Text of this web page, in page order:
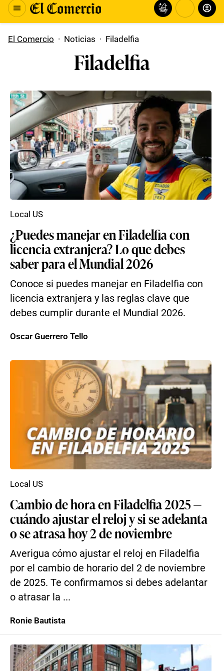
El Comercio · Noticias · Filadelfia
Filadelfia
¿Puedes manejar en Filadelfia con
licencia extranjera? Lo que debes
saber para el Mundial 2026
Conoce si puedes manejar en Filadelfia con
licencia extranjera y las reglas clave que
debes cumplir durante el Mundial 2026.
Local US
Oscar Guerrero Tello
Cambio de hora en Filadelfia 2025 —
cuándo ajustar el reloj y si se adelanta
o se atrasa hoy 2 de noviembre
Averigua cómo ajustar el reloj en Filadelfia
por el cambio de horario del 2 de noviembre
de 2025. Te confirmamos si debes adelantar
o atrasar la ...
Local US
Ronie Bautista